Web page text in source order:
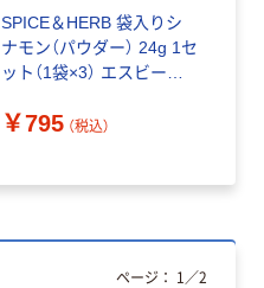
SPICE＆HERB 袋入りシ
ナモン（パウダー） 24g 1セ
ット（1袋×3） エスビー食
￥795 （税込）
ページ： 1 ／2
リサイクル100
芯あり FSC認
証
￥470~ （税込）